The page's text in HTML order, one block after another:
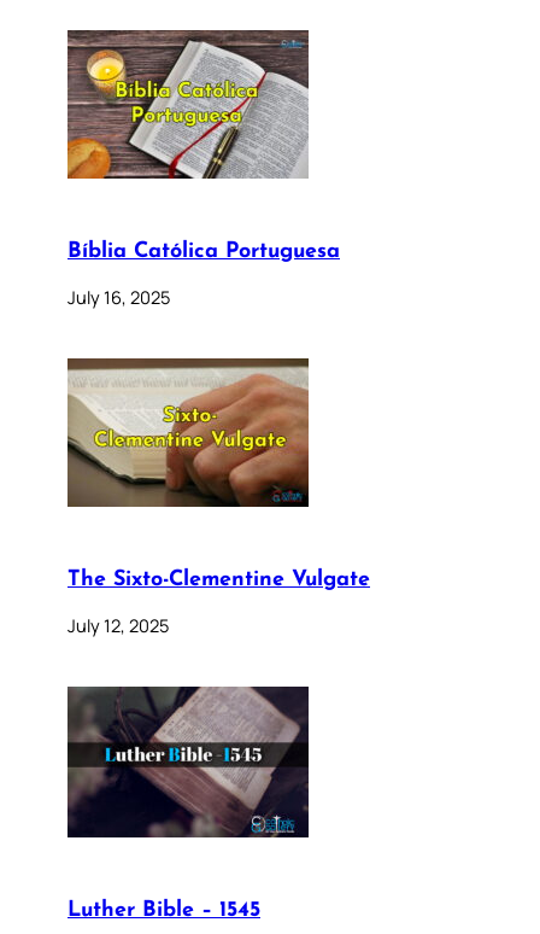
Bíblia Católica Portuguesa
July 16, 2025
The Sixto-Clementine Vulgate
July 12, 2025
Luther Bible – 1545